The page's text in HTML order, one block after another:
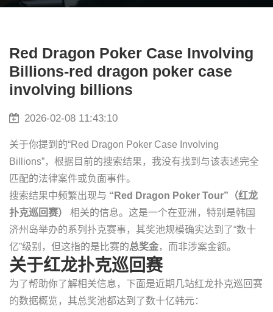
Red Dragon Poker Case Involving
Billions-red dragon poker case
involving billions
2026-02-08 11:43:10
关于你提到的“Red Dragon Poker Case Involving
Billions”，根据目前的搜索结果，我没有找到与该表述完全
匹配的法律案件或负面事件。
搜索结果中频繁出现与 “Red Dragon Poker Tour”（红龙
扑克巡回赛）
相关的信息。这是一个在亚洲，特别是韩国
济州岛举办的系列扑克赛事，其奖池规模确实达到了“数十
亿”级别，但这指的是比赛的总奖金，而非涉案金额。
关于红龙扑克巡回赛
为了帮助你了解相关信息，下面是近期几站红龙扑克巡回赛
的数据概览，其总奖池都达到了数十亿韩元：